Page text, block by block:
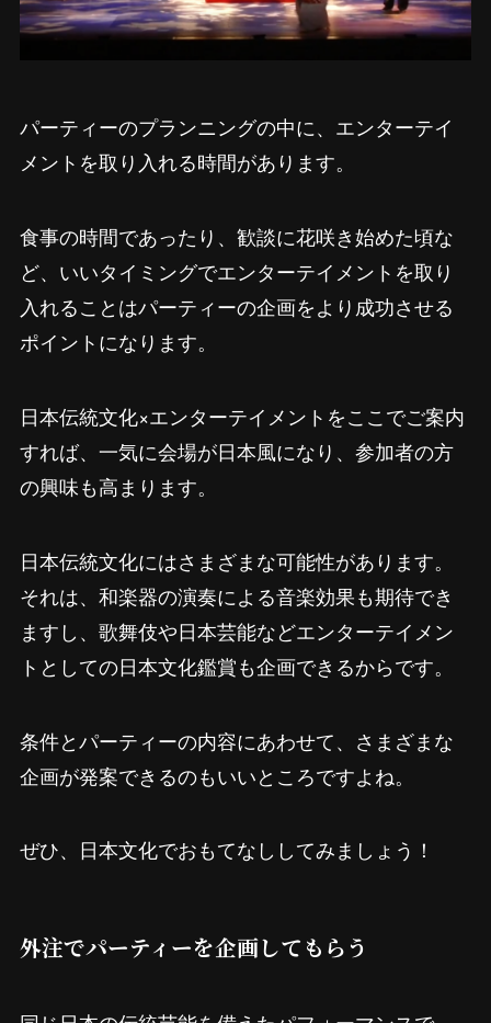
パーティーのプランニングの中に、エンターテイ
メントを取り入れる時間があります。
食事の時間であったり、歓談に花咲き始めた頃な
ど、いいタイミングでエンターテイメントを取り
入れることはパーティーの企画をより成功させる
ポイントになります。
日本伝統文化×エンターテイメントをここでご案内
すれば、一気に会場が日本風になり、参加者の方
の興味も高まります。
日本伝統文化にはさまざまな可能性があります。
それは、和楽器の演奏による音楽効果も期待でき
ますし、歌舞伎や日本芸能などエンターテイメン
トとしての日本文化鑑賞も企画できるからです。
条件とパーティーの内容にあわせて、さまざまな
企画が発案できるのもいいところですよね。
ぜひ、日本文化でおもてなししてみましょう！
外注でパーティーを企画してもらう